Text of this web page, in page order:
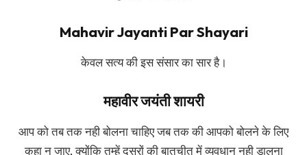
Mahavir Jayanti Par Shayari
केवल सत्य की इस संसार का सार है।
महावीर जयंती शायरी
आप को तब तक नही बोलना चाहिए जब तक की आपको बोलने के लिए
कहा न जाए, क्योंकि तुम्हें दूसरों की बातचीत में व्यवधान नही डालना